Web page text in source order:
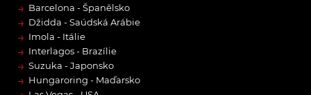
→ Barcelona - Španělsko
→ Džidda - Saúdská Arábie
→ Imola - Itálie
→ Interlagos - Brazílie
→ Suzuka - Japonsko
→ Hungaroring - Maďarsko